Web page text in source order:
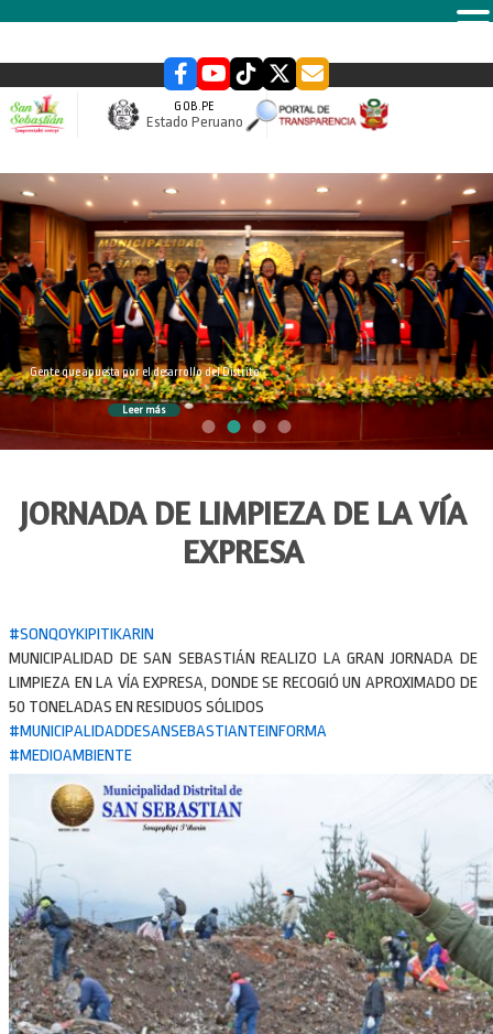
GOB.PE
Estado Peruano
slider
Gente que apuesta por el desarrollo del Distrito
Leer más
JORNADA DE LIMPIEZA DE LA VÍA
EXPRESA
#SONQOYKIPITIKARIN
MUNICIPALIDAD DE SAN SEBASTIÁN REALIZO LA GRAN JORNADA DE
LIMPIEZA EN LA VÍA EXPRESA, DONDE SE RECOGIÓ UN APROXIMADO DE
50 TONELADAS EN RESIDUOS SÓLIDOS
#MUNICIPALIDADDESANSEBASTIANTEINFORMA
#MEDIOAMBIENTE